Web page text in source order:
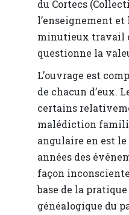
du Cortecs
l’enseignement
minutieux travail
questionne la
L’ouvrage est
de chacun d’eux.
certains
malédiction
angulaire en est
années des
façon
base de la
généalogique du